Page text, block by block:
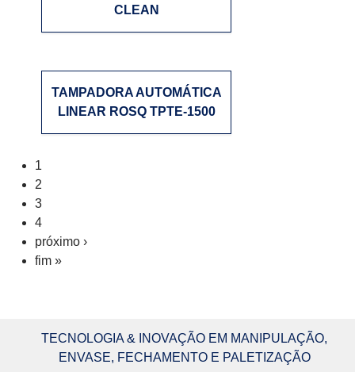
CLEAN
TAMPADORA AUTOMÁTICA
LINEAR ROSQ TPTE-1500
Páginas
1
2
3
4
próximo ›
fim »
TECNOLOGIA & INOVAÇÃO EM MANIPULAÇÃO,
ENVASE, FECHAMENTO E PALETIZAÇÃO